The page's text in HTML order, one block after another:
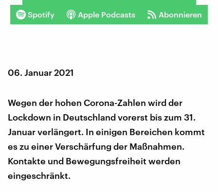
Spotify Apple Podcasts Abonnieren
06. Januar 2021
Wegen der hohen Corona-Zahlen wird der
Lockdown in Deutschland vorerst bis zum 31.
Januar verlängert. In einigen Bereichen kommt
es zu einer Verschärfung der Maßnahmen.
Kontakte und Bewegungsfreiheit werden
eingeschränkt.